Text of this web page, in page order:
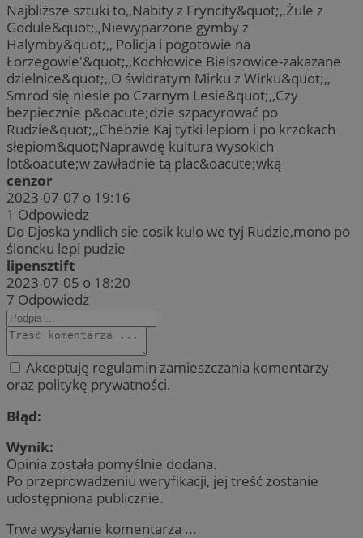
Najbliższe sztuki to,,Nabity z Fryncity&quot;,,Żule z
Godule&quot;,,Niewyparzone gymby z
Halymby&quot;,, Policja i pogotowie na
Łorzegowie'&quot;,,Kochłowice Bielszowice-zakazane
dzielnice&quot;,,O świdratym Mirku z Wirku&quot;,,
Smrod się niesie po Czarnym Lesie&quot;,,Czy
bezpiecznie p&oacute;dzie szpacyrować po
Rudzie&quot;,,Chebzie Kaj tytki lepiom i po krzokach
słepiom&quot;Naprawdę kultura wysokich
lot&oacute;w zawładnie tą plac&oacute;wką
cenzor
2023-07-07 o 19:16
1 Odpowiedz
Do Djoska yndlich sie cosik kulo we tyj Rudzie,mono po
śloncku lepi pudzie
lipensztift
2023-07-05 o 18:20
7 Odpowiedz
Akceptuję regulamin zamieszczania komentarzy
oraz politykę prywatności.
Błąd:
Wynik:
Opinia została pomyślnie dodana.
Po przeprowadzeniu weryfikacji, jej treść zostanie
udostępniona publicznie.
Trwa wysyłanie komentarza ...